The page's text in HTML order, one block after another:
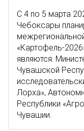
C 4 по 5 марта
Чебоксары
«Картофель-
являются:
Чувашской
Лорха»,
Республики
Чувашии.